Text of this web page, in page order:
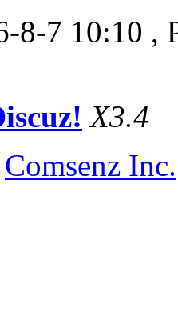
8-7 10:10 ,
X3.4
Comsenz Inc.